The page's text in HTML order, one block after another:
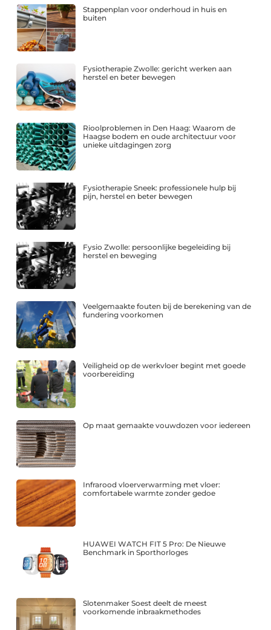
Stappenplan voor onderhoud in huis en
buiten
Fysiotherapie Zwolle: gericht werken aan
herstel en beter bewegen
Rioolproblemen in Den Haag: Waarom de
Haagse bodem en oude architectuur voor
unieke uitdagingen zorg
Fysiotherapie Sneek: professionele hulp bij
pijn, herstel en beter bewegen
Fysio Zwolle: persoonlijke begeleiding bij
herstel en beweging
Veelgemaakte fouten bij de berekening van de
fundering voorkomen
Veiligheid op de werkvloer begint met goede
voorbereiding
Op maat gemaakte vouwdozen voor iedereen
Infrarood vloerverwarming met vloer:
comfortabele warmte zonder gedoe
HUAWEI WATCH FIT 5 Pro: De Nieuwe
Benchmark in Sporthorloges
Slotenmaker Soest deelt de meest
voorkomende inbraakmethodes